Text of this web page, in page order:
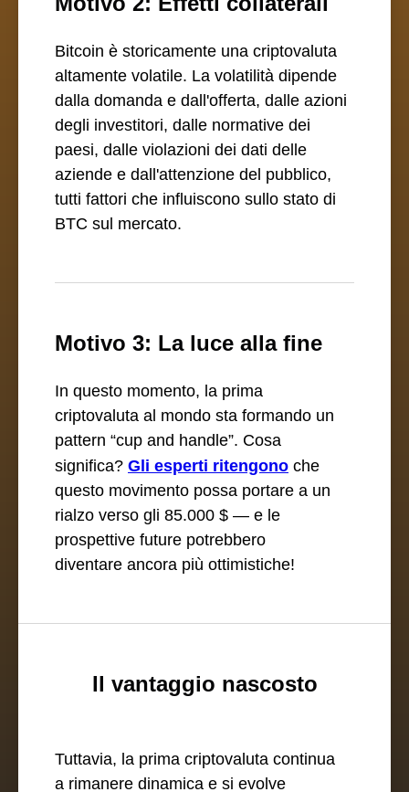
Bitcoin è storicamente una criptovaluta
altamente volatile. La volatilità dipende
dalla domanda e dall'offerta, dalle azioni
degli investitori, dalle normative dei
paesi, dalle violazioni dei dati delle
aziende e dall'attenzione del pubblico,
tutti fattori che influiscono sullo stato di
BTC sul mercato.
Motivo 3: La luce alla fine
In questo momento, la prima
criptovaluta al mondo sta formando un
pattern “cup and handle”. Cosa
significa? Gli esperti ritengono che
questo movimento possa portare a un
rialzo verso gli 85.000 $ — e le
prospettive future potrebbero
diventare ancora più ottimistiche!
Il vantaggio nascosto
Tuttavia, la prima criptovaluta continua
a rimanere dinamica e si evolve